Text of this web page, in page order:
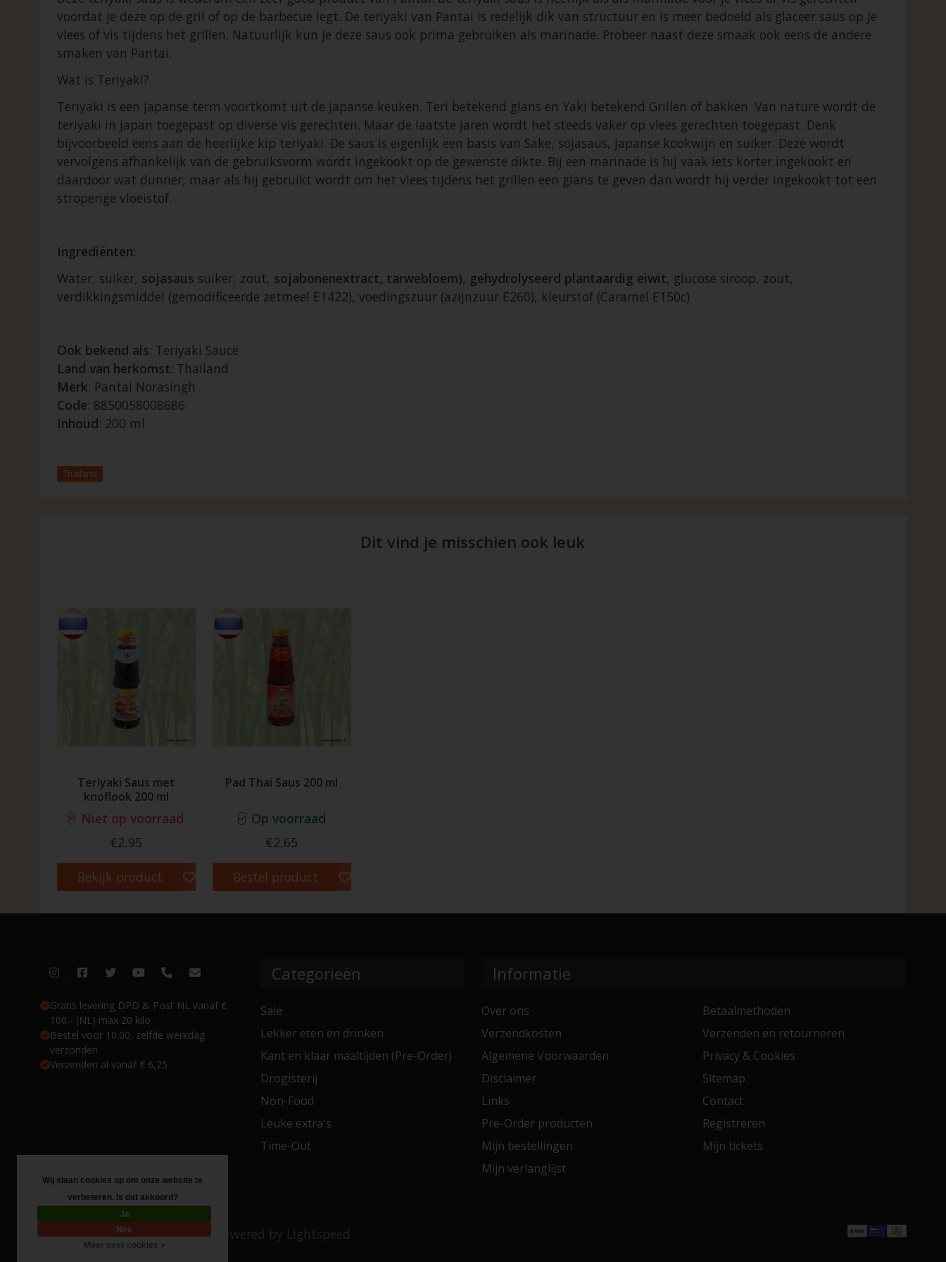
voordat je deze op de gril of op de barbecue legt. De teriyaki van Pantai is redelijk dik van structuur en is meer bedoeld als glaceer saus op je
vlees of vis tijdens het grillen. Natuurlijk kun je deze saus ook prima gebruiken als marinade. Probeer naast deze smaak ook eens de andere
smaken van Pantai.
Wat is Teriyaki?
Teriyaki is een japanse term voortkomt uit de japanse keuken. Teri betekend glans en Yaki betekend Grillen of bakken. Van nature wordt de
teriyaki in japan toegepast op diverse vis gerechten. Maar de laatste jaren wordt het steeds vaker op vlees gerechten toegepast. Denk
bijvoorbeeld eens aan de heerlijke kip teriyaki. De saus is eigenlijk een basis van Sake, sojasaus, japanse kookwijn en suiker. Deze wordt
vervolgens afhankelijk van de gebruiksvorm wordt ingekookt op de gewenste dikte. Bij een marinade is hij vaak iets korter ingekookt en
daardoor wat dunner, maar als hij gebruikt wordt om het vlees tijdens het grillen een glans te geven dan wordt hij verder ingekookt tot een
stroperige vloeistof.
Ingrediënten:
Water, suiker, sojasaus suiker, zout, sojabonenextract, tarwebloem), gehydrolyseerd plantaardig eiwit, glucose siroop, zout,
verdikkingsmiddel (gemodificeerde zetmeel E1422), voedingszuur (azijnzuur E260), kleurstof (Caramel E150c)
Ook bekend als: Teriyaki Sauce
Land van herkomst: Thailand
Merk: Pantai Norasingh
Code: 8850058008686
Inhoud: 200 ml.
Thailand
Dit vind je misschien ook leuk
Teriyaki Saus met
knoflook 200 ml
Niet op voorraad
€2,95
Bekijk product
Pad Thai Saus 200 ml
Op voorraad
€2,65
Bestel product
Gratis levering DPD & Post NL vanaf €
100,- (NL) max 20 kilo
Bestel voor 10:00, zelfde werkdag
verzonden
Verzenden al vanaf € 6,25
Categorieën
Sale
Lekker eten en drinken
Kant en klaar maaltijden (Pre-Order)
Drogisterij
Non-Food
Leuke extra's
Time-Out
Informatie
Over ons
Betaalmethoden
Verzendkosten
Verzenden en retourneren
Algemene Voorwaarden
Privacy & Cookies
Disclaimer
Sitemap
Links
Contact
Pre-Order producten
Registreren
Mijn bestellingen
Mijn tickets
Mijn verlanglijst
© Copyright 2026 Toko 4 All- Powered by Lightspeed
Wij slaan cookies op om onze website te
verbeteren. Is dat akkoord?
Ja
Nee
Meer over cookies »